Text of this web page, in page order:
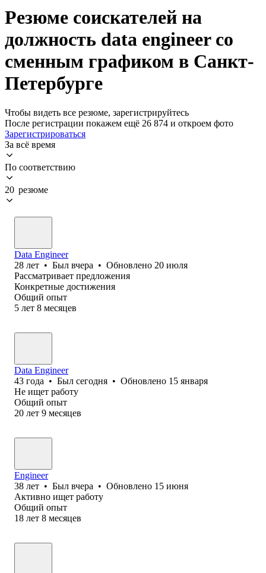
Резюме соискателей на
должность data engineer со
сменным графиком в Санкт-
Петербурге
Чтобы видеть все резюме, зарегистрируйтесь
После регистрации покажем ещё 26 874 и откроем фото
Зарегистрироваться
За всё время
По соответствию
20 резюме
Data Engineer
28 лет • Был вчера • Обновлено 20 июля
Рассматривает предложения
Конкретные достижения
Общий опыт
5 лет 8 месяцев
Data Engineer
43 года • Был сегодня • Обновлено 15 января
Не ищет работу
Общий опыт
20 лет 9 месяцев
Engineer
38 лет • Был вчера • Обновлено 15 июня
Активно ищет работу
Общий опыт
18 лет 8 месяцев